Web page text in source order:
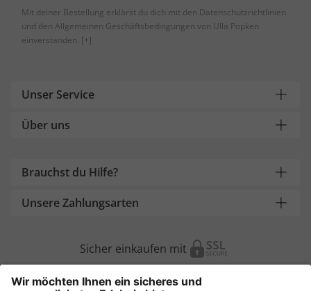
Mit deiner Bestellung erklärst du dich mit den Datenschutzrichtlinien
und den Allgemeinen Geschäftsbedingungen von Ulla Popken
einverstanden. [+]
Unser Service
Über uns
Brauchst du Hilfe?
Unsere Zahlungsarten
Sicher einkaufen mit